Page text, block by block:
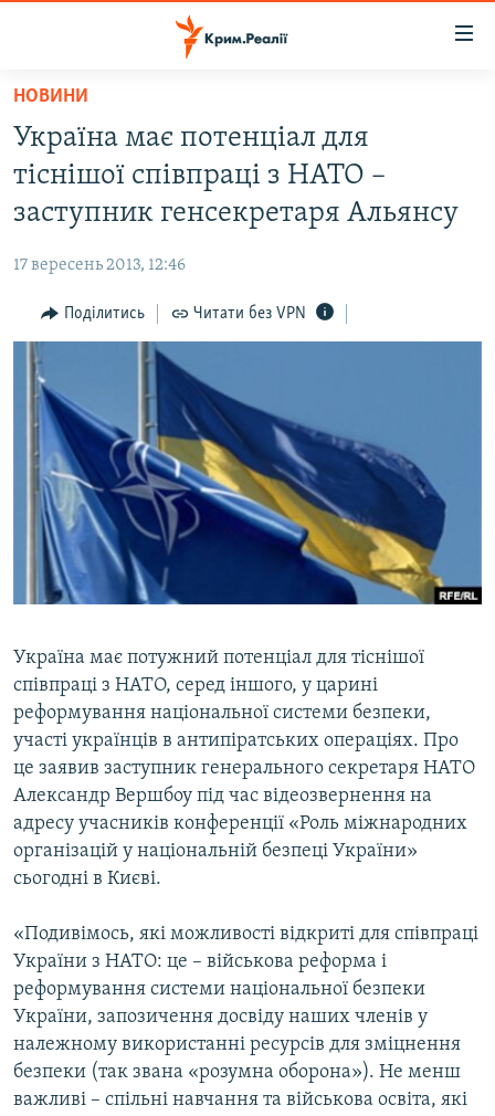
Перейти
основного
матеріалу
до
основної
навігації
Перейти
до
пошуку
ВОДА.КРИМ
БЛОГИ
ПОГЛЯД
ІНТЕРВ'Ю
ВСЕ ЗА ДЕНЬ
СПЕЦПРОЕКТИ
ДЕПОРТАЦІЯ
ВІДЕОУРОКИ «ELIFBE»
СВІДЧЕННЯ ОКУПАЦІЇ
УКРАЇНСЬКА ПРОБЛЕМА КРИМУ
ЯК ОБІЙТИ БЛОКУВАННЯ
Русский
Qırımtatar
Усі сайти RFE/RL
НОВИНИ
Україна має потенціал для
тіснішої співпраці з НАТО –
заступник генсекретаря Альянсу
17 вересень 2013, 12:46
Поділитись Читати без VPN
Україна має потужний потенціал для тіснішої
співпраці з НАТО, серед іншого, у царині
реформування національної системи безпеки,
участі українців в антипіратських операціях. Про
це заявив заступник генерального секретаря НАТО
Александр Вершбоу під час відеозвернення на
адресу учасників конференції «Роль міжнародних
організацій у національній безпеці України»
сьогодні в Києві.
«Подивімось, які можливості відкриті для співпраці
України з НАТО: це – військова реформа і
реформування системи національної безпеки
України, запозичення досвіду наших членів у
належному використанні ресурсів для зміцнення
безпеки (так звана «розумна оборона»). Не менш
важливі – спільні навчання та військова освіта, які